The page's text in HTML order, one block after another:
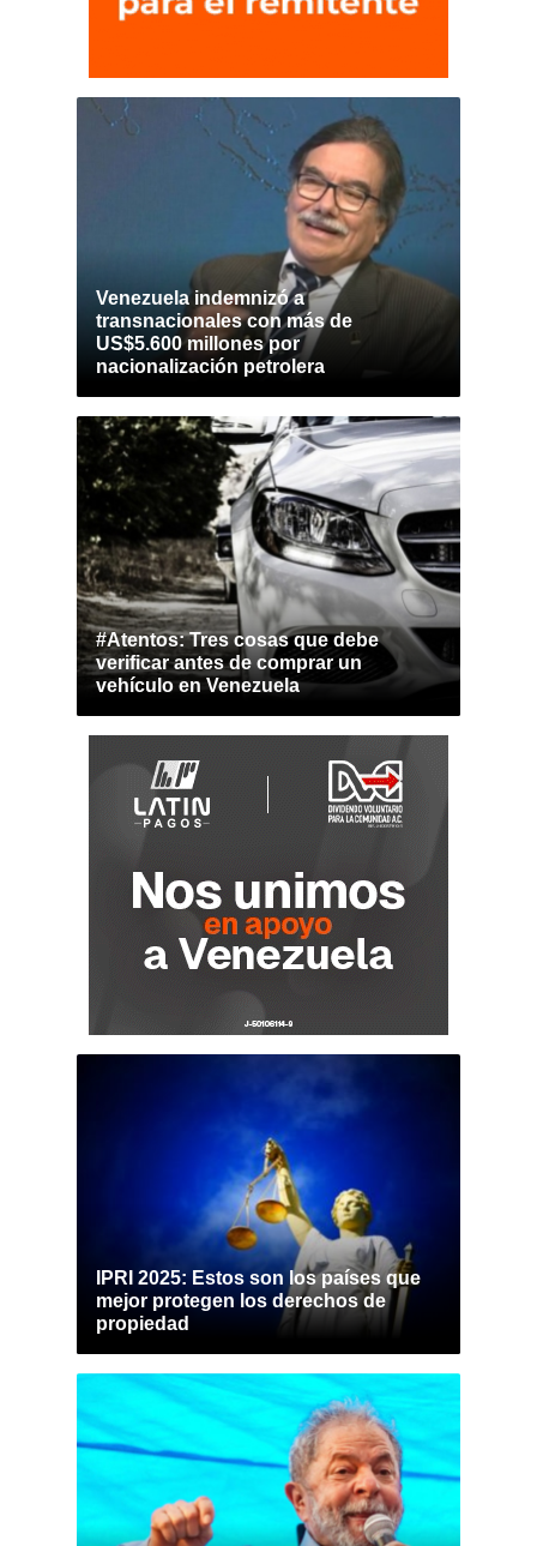
Venezuela indemnizó a
transnacionales con más de
US$5.600 millones por
nacionalización petrolera
#Atentos: Tres cosas que debe
verificar antes de comprar un
vehículo en Venezuela
IPRI 2025: Estos son los países que
mejor protegen los derechos de
propiedad